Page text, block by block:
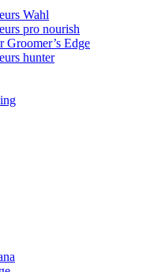
Wahl
pro nourish
Groomer’s Edge
hunter